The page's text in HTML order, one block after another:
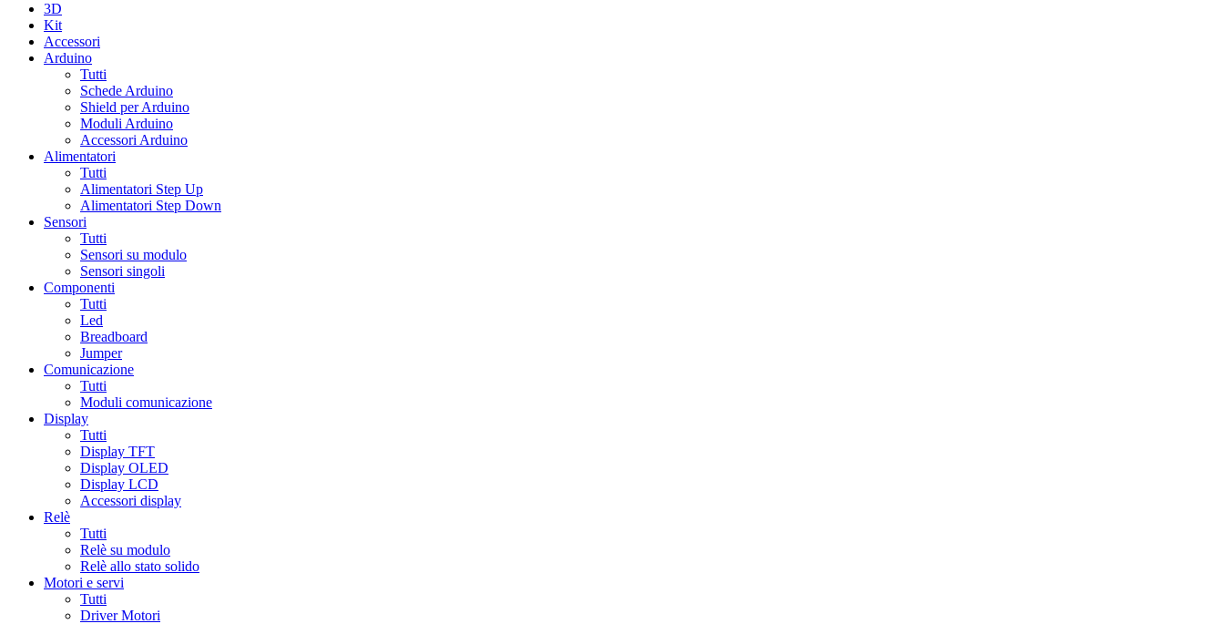
3D
Kit
Accessori
Arduino
Tutti
Schede Arduino
Shield per Arduino
Moduli Arduino
Accessori Arduino
Alimentatori
Tutti
Alimentatori Step Up
Alimentatori Step Down
Sensori
Tutti
Sensori su modulo
Sensori singoli
Componenti
Tutti
Led
Breadboard
Jumper
Comunicazione
Tutti
Moduli comunicazione
Display
Tutti
Display TFT
Display OLED
Display LCD
Accessori display
Relè
Tutti
Relè su modulo
Relè allo stato solido
Motori e servi
Tutti
Driver Motori